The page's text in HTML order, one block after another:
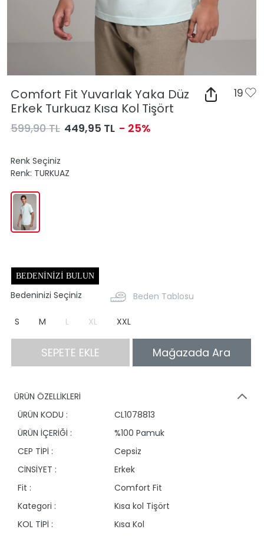
Comfort Fit Yuvarlak Yaka Düz
Erkek Turkuaz Kısa Kol Tişört
19
599,90 TL 449,95 TL - 25%
Renk Seçiniz
Renk: TURKUAZ
BEDENINIZI BULUN
Bedeninizi Seçiniz Beden Tablosu
S M L XL XXL
SEPETE EKLE Mağazada Ara
ÜRÜN ÖZELLİKLERİ
ÜRÜN KODU :
CL1078813
ÜRÜN İÇERİĞİ :
%100 Pamuk
CEP TİPİ :
Cepsiz
CİNSİYET :
Erkek
Fit :
Comfort Fit
Kategori :
Kısa kol Tişört
KOL TİPİ :
Kısa Kol